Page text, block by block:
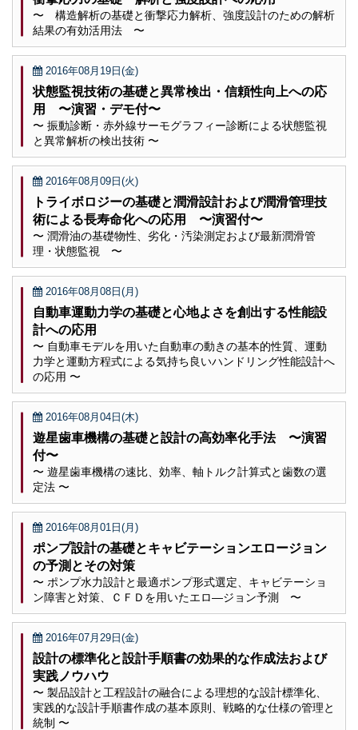
〜 構造解析の基礎と衝撃応力解析、強度設計のための解析
結果の有効活用法 〜
2016年08月19日(金)
状態監視技術の基礎と異常検出・信頼性向上への応
用 〜演習・デモ付〜
〜 振動診断・赤外線サーモグラフィー診断による状態監視
と異常解析の検出技術 〜
2016年08月09日(火)
トライボロジーの基礎と潤滑設計および潤滑管理技
術による長寿命化への応用 〜演習付〜
〜 潤滑油の基礎物性、劣化・汚染測定および最新潤滑管
理・状態監視 〜
2016年08月08日(月)
自動車運動力学の基礎と心地よさを創出する性能設
計への応用
〜 自動車モデルを用いた自動車の動きの基本的性質、運動
力学と運動方程式による気持ち良いハンドリング性能設計へ
の応用 〜
2016年08月04日(木)
遊星歯車機構の基礎と設計の高効率化手法 〜演習
付〜
〜 遊星歯車機構の速比、効率、軸トルク計算式と歯数の選
定法 〜
2016年08月01日(月)
ポンプ設計の基礎とキャビテーションエロージョン
の予測とその対策
〜 ポンプ水力設計と最適ポンプ形式選定、キャビテーショ
ン障害と対策、ＣＦＤを用いたエロ―ジョン予測 〜
2016年07月29日(金)
設計の標準化と設計手順書の効果的な作成法および
実践ノウハウ
〜 製品設計と工程設計の融合による理想的な設計標準化、
実践的な設計手順書作成の基本原則、戦略的な仕様の管理と
統制 〜